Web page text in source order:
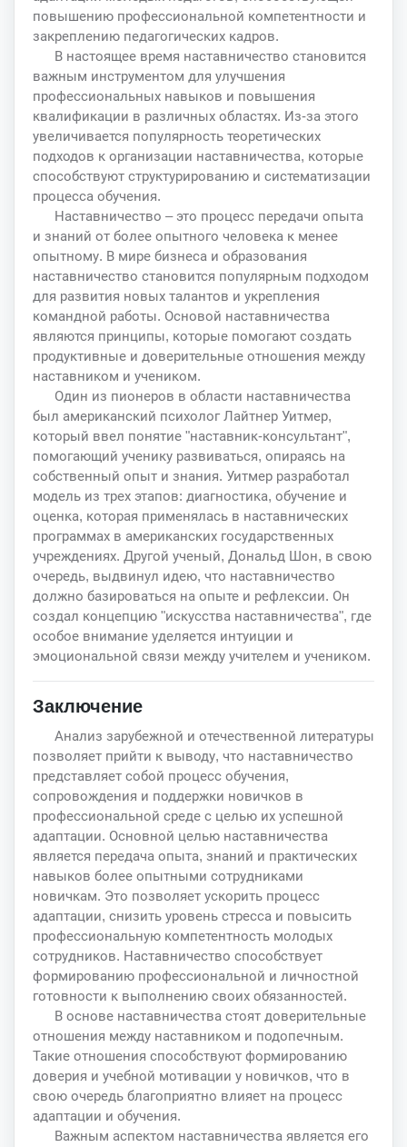
повышению профессиональной компетентности и
закреплению педагогических кадров.
В настоящее время наставничество становится
важным инструментом для улучшения
профессиональных навыков и повышения
квалификации в различных областях. Из-за этого
увеличивается популярность теоретических
подходов к организации наставничества, которые
способствуют структурированию и систематизации
процесса обучения.
Наставничество – это процесс передачи опыта
и знаний от более опытного человека к менее
опытному. В мире бизнеса и образования
наставничество становится популярным подходом
для развития новых талантов и укрепления
командной работы. Основой наставничества
являются принципы, которые помогают создать
продуктивные и доверительные отношения между
наставником и учеником.
Один из пионеров в области наставничества
был американский психолог Лайтнер Уитмер,
который ввел понятие "наставник-консультант",
помогающий ученику развиваться, опираясь на
собственный опыт и знания. Уитмер разработал
модель из трех этапов: диагностика, обучение и
оценка, которая применялась в наставнических
программах в американских государственных
учреждениях. Другой ученый, Дональд Шон, в свою
очередь, выдвинул идею, что наставничество
должно базироваться на опыте и рефлексии. Он
создал концепцию "искусства наставничества", где
особое внимание уделяется интуиции и
эмоциональной связи между учителем и учеником.
Заключение
Анализ зарубежной и отечественной литературы
позволяет прийти к выводу, что наставничество
представляет собой процесс обучения,
сопровождения и поддержки новичков в
профессиональной среде с целью их успешной
адаптации. Основной целью наставничества
является передача опыта, знаний и практических
навыков более опытными сотрудниками
новичкам. Это позволяет ускорить процесс
адаптации, снизить уровень стресса и повысить
профессиональную компетентность молодых
сотрудников. Наставничество способствует
формированию профессиональной и личностной
готовности к выполнению своих обязанностей.
В основе наставничества стоят доверительные
отношения между наставником и подопечным.
Такие отношения способствуют формированию
доверия и учебной мотивации у новичков, что в
свою очередь благоприятно влияет на процесс
адаптации и обучения.
Важным аспектом наставничества является его